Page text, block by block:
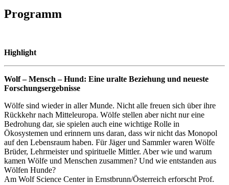
Programm
Highlight
Wolf – Mensch – Hund: Eine uralte Beziehung und neueste
Forschungsergebnisse
Wölfe sind wieder in aller Munde. Nicht alle freuen sich über ihre
Rückkehr nach Mitteleuropa. Wölfe stellen aber nicht nur eine
Bedrohung dar, sie spielen auch eine wichtige Rolle in
Ökosystemen und erinnern uns daran, dass wir nicht das Monopol
auf den Lebensraum haben. Für Jäger und Sammler waren Wölfe
Brüder, Lehrmeister und spirituelle Mittler. Aber wie und warum
kamen Wölfe und Menschen zusammen? Und wie entstanden aus
Wölfen Hunde?
Am Wolf Science Center in Ernstbrunn/Österreich erforscht Prof.